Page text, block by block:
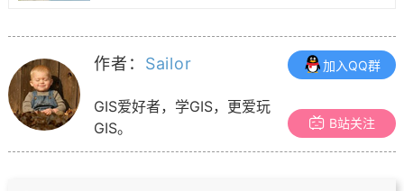
作者： Sailor
GIS爱好者，学GIS，更爱玩
GIS。
加入QQ群
B站关注